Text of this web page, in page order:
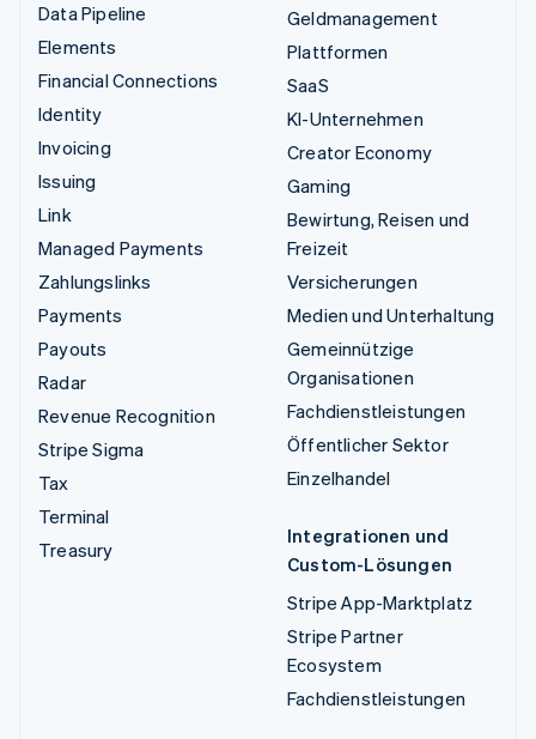
Data Pipeline
Elements
Financial Connections
Identity
Invoicing
Issuing
Link
Managed Payments
Zahlungslinks
Payments
Payouts
Radar
Revenue Recognition
Stripe Sigma
Tax
Terminal
Treasury
Geldmanagement
Plattformen
SaaS
KI-Unternehmen
Creator Economy
Gaming
Bewirtung, Reisen und
Freizeit
Versicherungen
Medien und Unterhaltung
Gemeinnützige
Organisationen
Fachdienstleistungen
Öffentlicher Sektor
Einzelhandel
Integrationen und
Custom-Lösungen
Stripe App-Marktplatz
Stripe Partner
Ecosystem
Fachdienstleistungen